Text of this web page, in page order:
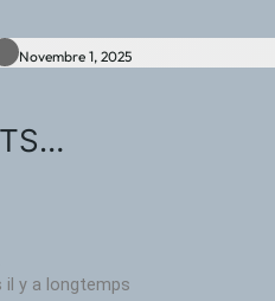
Novembre 1, 2025
il y a longtemps